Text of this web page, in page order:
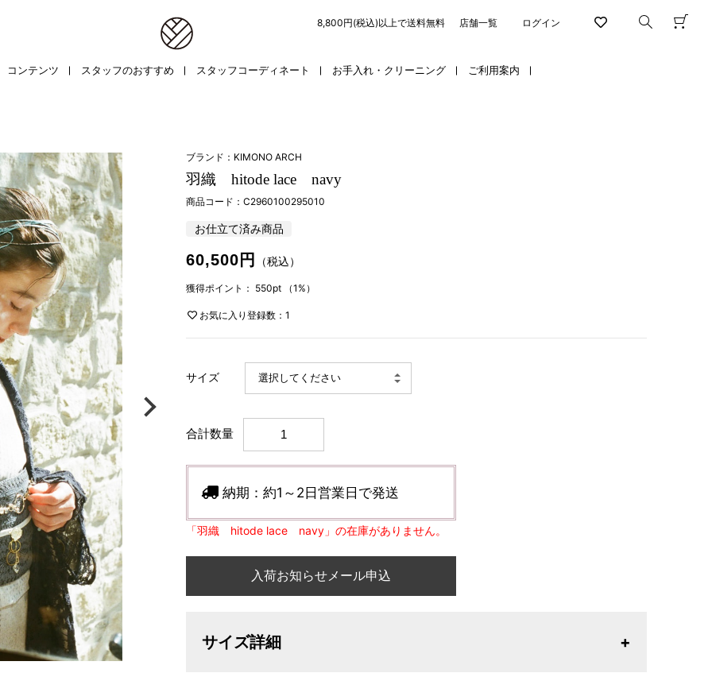
ログイン
8,800円(税込)以上で送料無料 店舗一覧
コンテンツ スタッフのおすすめ スタッフコーディネート お手入れ・クリーニング ご利用案内
ブランド：KIMONO ARCH
羽織 hitode lace navy
商品コード： C2960100295010
お仕立て済み商品
60,500円 （税込）
獲得ポイント： 550pt （1%）
お気に入り登録数：1
サイズ
合計数量
納期： 約1～2日営業日で発送
「羽織 hitode lace navy」の在庫がありません。
入荷お知らせメール申込
サイズ詳細